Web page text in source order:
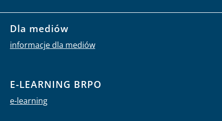
Dla mediów
informacje dla mediów
E-LEARNING BRPO
e-learning